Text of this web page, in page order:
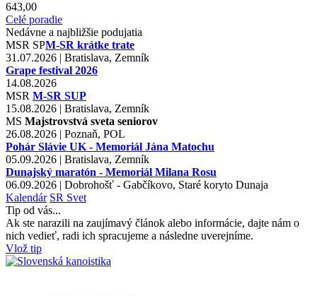
643,00
Celé poradie
Nedávne a najbližšie podujatia
MSR SPM-SR krátke trate
31.07.2026 | Bratislava, Zemník
Grape festival 2026
14.08.2026
MSR M-SR SUP
15.08.2026 | Bratislava, Zemník
MS Majstrovstvá sveta seniorov
26.08.2026 | Poznaň, POL
Pohár Slávie UK - Memoriál Jána Matochu
05.09.2026 | Bratislava, Zemník
Dunajský maratón - Memoriál Milana Rosu
06.09.2026 | Dobrohošť - Gabčíkovo, Staré koryto Dunaja
Kalendár SR Svet
Tip od vás...
Ak ste narazili na zaujímavý článok alebo informácie, dajte nám o
nich vedieť, radi ich spracujeme a následne uverejníme.
Vlož tip